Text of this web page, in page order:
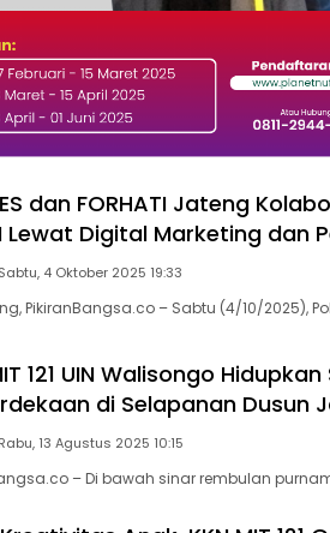
dan FORHATI Jateng
Lewat Digital Marketing dan
Sabtu, 4 Oktober 2025 19:33
PikiranBangsa.co – Sabtu (4/10/2025),
121 UIN Walisongo
di Selapanan Dusun
Rabu, 13 Agustus 2025 10:15
– Di bawah sinar rembulan